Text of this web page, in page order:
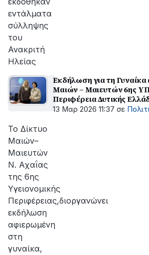
εντάλματα
σύλληψης
του
Ανακριτή
Ηλείας
Εκδήλωση για τη Γυναίκα
Μαιών – Μαιευτών 6ης
Περιφέρεια Δυτικής
13 Μαρ 2026 11:37 σε
Το Δίκτυο
Μαιών–
Μαιευτών
Ν. Αχαΐας
της 6ης
Υγειονομικής
Περιφέρειας,διοργανώνει
εκδήλωση
αφιερωμένη
στη
γυναίκα,